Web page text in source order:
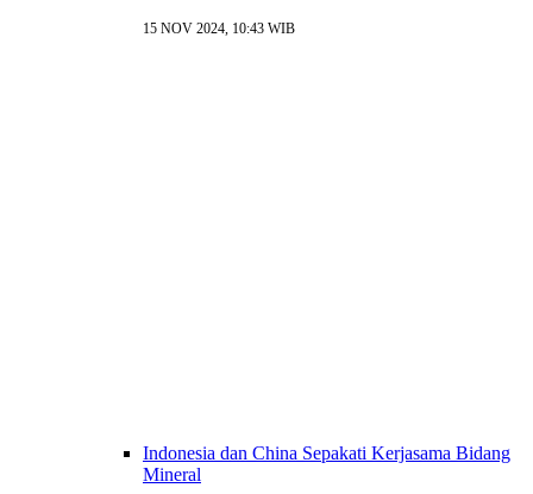
15 NOV 2024, 10:43 WIB
Indonesia dan China Sepakati Kerjasama Bidang
Mineral